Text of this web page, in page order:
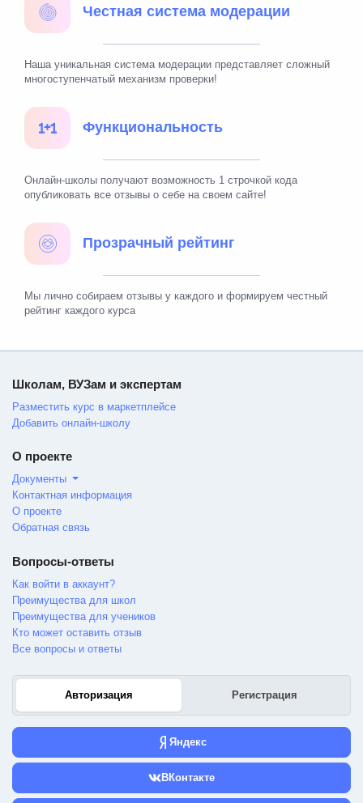
Честная система модерации
Наша уникальная система модерации представляет сложный
многоступенчатый механизм проверки!
Функциональность
Онлайн-школы получают возможность 1 строчкой кода
опубликовать все отзывы о себе на своем сайте!
Прозрачный рейтинг
Мы лично собираем отзывы у каждого и формируем честный
рейтинг каждого курса
Школам, ВУЗам и экспертам
Разместить курс в маркетплейсе
Добавить онлайн-школу
О проекте
Документы
Контактная информация
О проекте
Обратная связь
Вопросы-ответы
Как войти в аккаунт?
Преимущества для школ
Преимущества для учеников
Кто может оставить отзыв
Все вопросы и ответы
Авторизация Регистрация
Яндекс
ВКонтакте